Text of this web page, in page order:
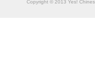
Copyright © 2013 Yes!